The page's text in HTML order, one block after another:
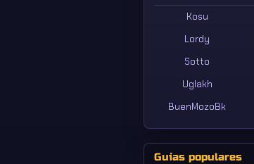
Kosu
Lordy
Sotto
Uglakh
BuenMozoBk
Guías populares